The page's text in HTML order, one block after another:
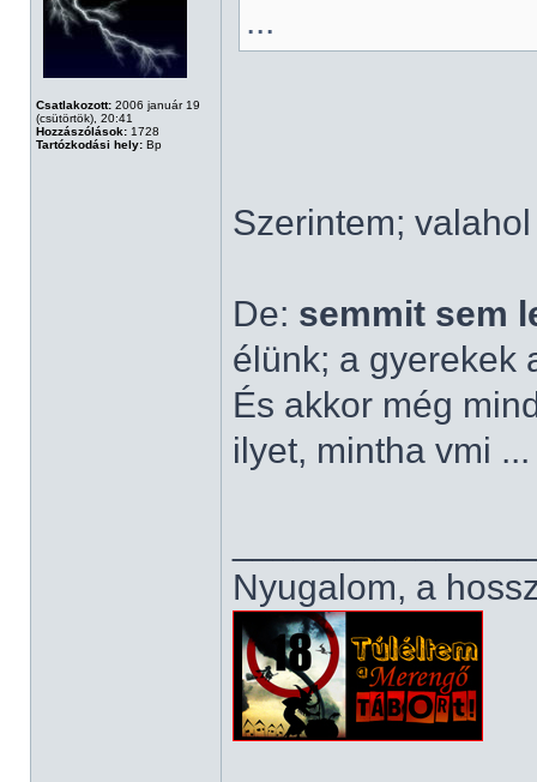
Csatlakozott: 2006 január 19
(csütörtök), 20:41
Hozzászólások: 1728
Tartózkodási hely: Bp
...
Szerintem;
De: semmit sem
élünk; a gyerekek
És akkor még
ilyet, mintha vmi
Nyugalom, a